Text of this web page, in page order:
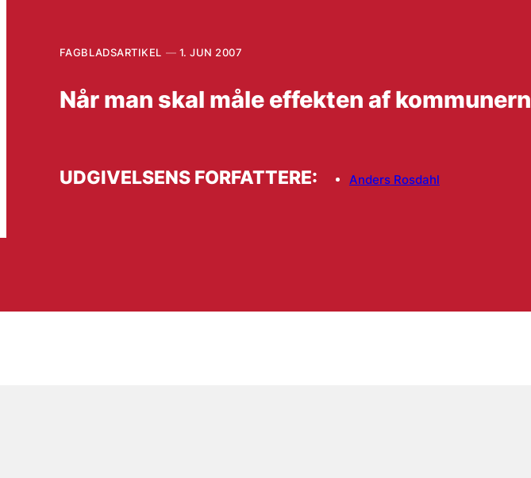
FAGBLADSARTIKEL 1. JUN 2007
Når man skal måle effekten af
UDGIVELSENS FORFATTERE: Anders Rosdahl